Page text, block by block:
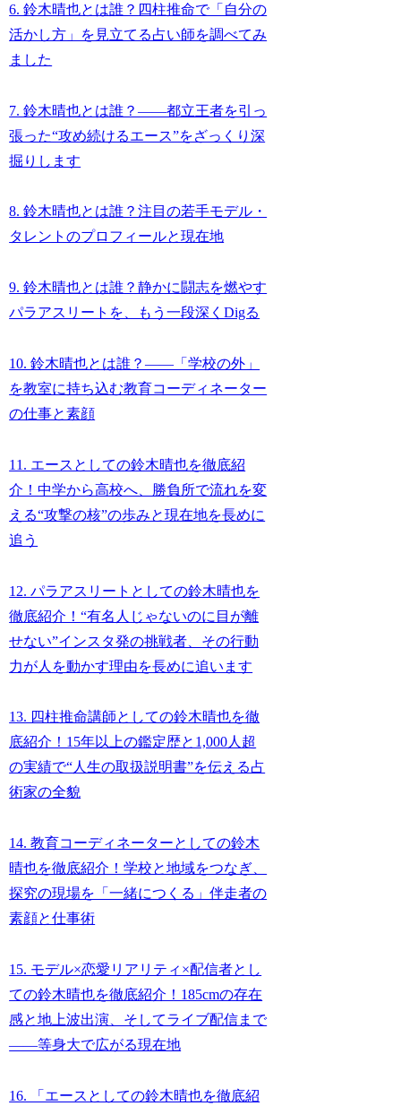
6. 鈴木晴也とは誰？四柱推命で「自分の
活かし方」を見立てる占い師を調べてみ
ました
7. 鈴木晴也とは誰？――都立王者を引っ
張った“攻め続けるエース”をざっくり深
掘りします
8. 鈴木晴也とは誰？注目の若手モデル・
タレントのプロフィールと現在地
9. 鈴木晴也とは誰？静かに闘志を燃やす
パラアスリートを、もう一段深くDigる
10. 鈴木晴也とは誰？――「学校の外」
を教室に持ち込む教育コーディネーター
の仕事と素顔
11. エースとしての鈴木晴也を徹底紹
介！中学から高校へ、勝負所で流れを変
える“攻撃の核”の歩みと現在地を長めに
追う
12. パラアスリートとしての鈴木晴也を
徹底紹介！“有名人じゃないのに目が離
せない”インスタ発の挑戦者、その行動
力が人を動かす理由を長めに追います
13. 四柱推命講師としての鈴木晴也を徹
底紹介！15年以上の鑑定歴と1,000人超
の実績で“人生の取扱説明書”を伝える占
術家の全貌
14. 教育コーディネーターとしての鈴木
晴也を徹底紹介！学校と地域をつなぎ、
探究の現場を「一緒につくる」伴走者の
素顔と仕事術
15. モデル×恋愛リアリティ×配信者とし
ての鈴木晴也を徹底紹介！185cmの存在
感と地上波出演、そしてライブ配信まで
――等身大で広がる現在地
16. 「エースとしての鈴木晴也を徹底紹